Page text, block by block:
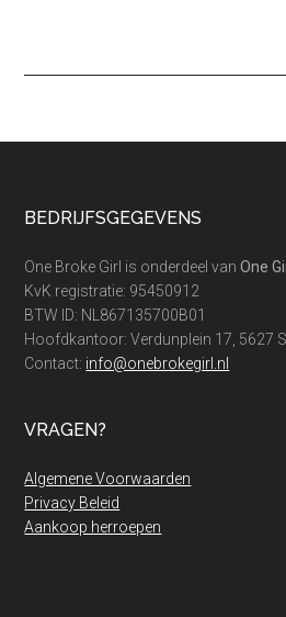
Footer
BEDRIJFSGEGEVENS
One Broke Girl is onderdeel vanOne
KvK registratie: 95450912
BTW ID: NL867135700B01
Hoofdkantoor: Verdunplein 17, 5627
Contact: info@onebrokegirl.nl
VRAGEN?
Algemene Voorwaarden
Privacy Beleid
Aankoop herroepen